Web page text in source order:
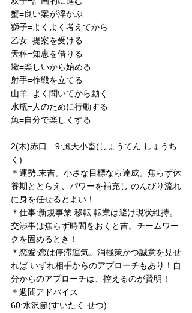
蟹=良い案が浮かぶ
獅子=よくよく考えてから
乙女=提案を受ける
天秤=知恵を借りる
蠍=楽しいから始める
射手=作戦を立てる
山羊=よく聞いてから動く
水瓶=人のために行動する
魚=自分で楽しくする
2(木)赤口　9:風天小畜(しょうてん.しょうち
く)
＊運勢:末吉。小さな目標なら達成。焦らず休
養期ととらえ、パワーを補充し のんびり流れ
に身を任せるとよい！
＊仕事:新規事業.移転.転業は避け現状維持。
交渉事は焦らず時間をおくと吉。チームワー
クを固めるとき！
＊恋愛:恋は停滞運気。消極策かつ誠意を見せ
れば いずれ相手からのアプローチもあり！自
分からのアプローチは、控えるのが賢明！
＊週間アドバイス
60:水沢節(すいたく.せつ)